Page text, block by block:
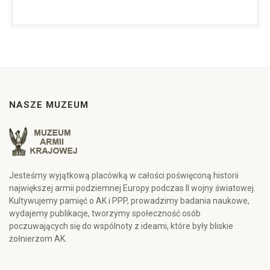
NASZE MUZEUM
Jesteśmy wyjątkową placówką w całości poświęconą historii
największej armii podziemnej Europy podczas II wojny światowej.
Kultywujemy pamięć o AK i PPP, prowadzimy badania naukowe,
wydajemy publikacje, tworzymy społeczność osób
poczuwających się do wspólnoty z ideami, które były bliskie
żołnierzom AK.